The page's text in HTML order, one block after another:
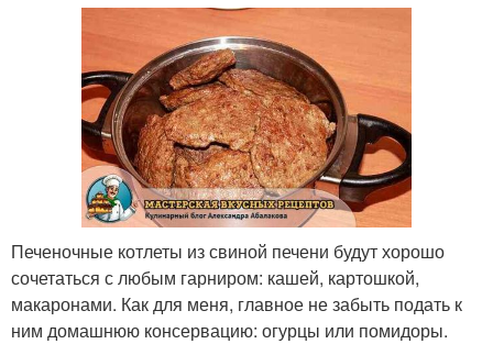
Печеночные котлеты из свиной печени будут хорошо
сочетаться с любым гарниром: кашей, картошкой,
макаронами. Как для меня, главное не забыть подать к
ним домашнюю консервацию: огурцы или помидоры.